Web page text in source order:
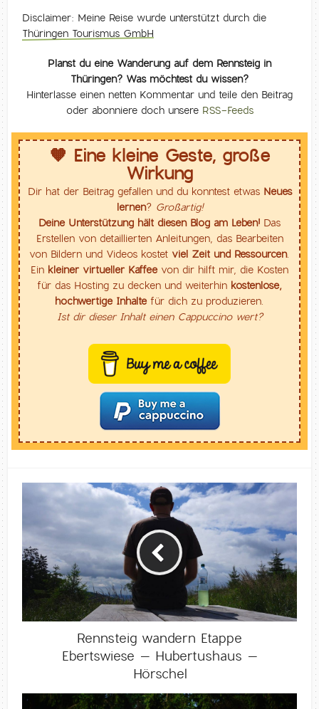
Disclaimer: Meine Reise wurde unterstützt durch die
Thüringen Tourismus GmbH
Planst du eine Wanderung auf dem Rennsteig in
Thüringen? Was möchtest du wissen?
Hinterlasse einen netten Kommentar und teile den Beitrag
oder abonniere doch unsere RSS-Feeds
🧡 Eine kleine Geste, große
Wirkung
Dir hat der Beitrag gefallen und du konntest etwas Neues
lernen? Großartig!
Deine Unterstützung hält diesen Blog am Leben! Das
Erstellen von detaillierten Anleitungen, das Bearbeiten
von Bildern und Videos kostet viel Zeit und Ressourcen.
Ein kleiner virtueller Kaffeevon dir hilft mir, die Kosten
für das Hosting zu decken und weiterhin kostenlose,
hochwertige Inhaltefür dich zu produzieren.
Ist dir dieser Inhalt einen Cappuccino wert?
Rennsteig wandern Etappe
Ebertswiese – Hubertushaus –
Hörschel